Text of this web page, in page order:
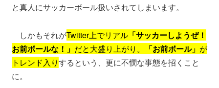
と真人にサッカーボール扱いされてしまいます。
しかもそれがTwitter上でリアル 「サッカーしようぜ！
お前ボールな！」 だと大盛り上がり。 「お前ボール」 が
トレンド入りするという、更に不憫な事態を招くこと
に。